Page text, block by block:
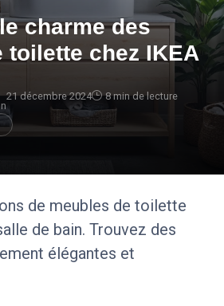
charme des
toilette chez IKEA
21 décembre 2024 8 min de lecture
de meubles de toilette
de bain. Trouvez des
élégantes et